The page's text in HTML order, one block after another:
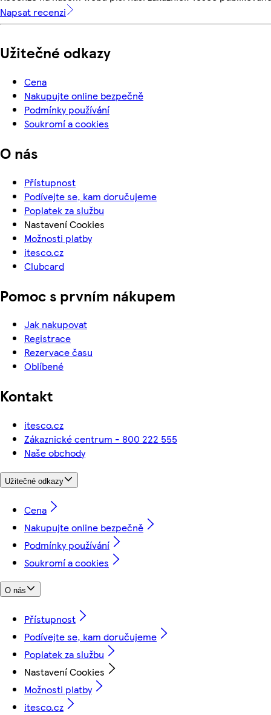
Napsat recenzi
Užitečné odkazy
Cena
Nakupujte online bezpečně
Podmínky používání
Soukromí a cookies
O nás
Přístupnost
Podívejte se, kam doručujeme
Poplatek za službu
Nastavení Cookies
Možnosti platby
itesco.cz
Clubcard
Pomoc s prvním nákupem
Jak nakupovat
Registrace
Rezervace času
Oblíbené
Kontakt
itesco.cz
Zákaznické centrum - 800 222 555
Naše obchody
Užitečné odkazy
Cena
Nakupujte online bezpečně
Podmínky používání
Soukromí a cookies
O nás
Přístupnost
Podívejte se, kam doručujeme
Poplatek za službu
Nastavení Cookies
Možnosti platby
itesco.cz